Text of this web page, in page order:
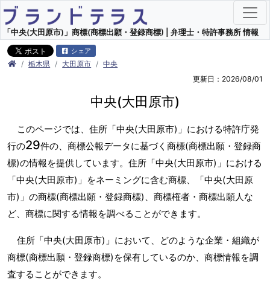
「中央(大田原市)」商標(商標出願・登録商標) | 弁理士・特許事務所 情報
シェア
栃木県 大田原市
中央
更新日：2026/08/01
中央(大田原市)
このページでは、住所「中央(大田原市)」における特許庁発
行の29件の、商標公報データに基づく商標(商標出願・登録商
標)の情報を提供しています。住所「中央(大田原市)」における
「中央(大田原市)」をネーミングに含む商標、「中央(大田原
市)」の商標(商標出願・登録商標)、商標権者・商標出願人な
ど、商標に関する情報を調べることができます。
住所「中央(大田原市)」において、どのような企業・組織が
商標(商標出願・登録商標)を保有しているのか、商標情報を調
査することができます。